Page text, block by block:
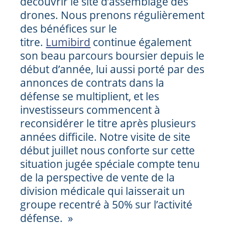
drones. Nous prenons régulièrement
des bénéfices sur le
titre. Lumibird continue également
son beau parcours boursier depuis le
début d’année, lui aussi porté par des
annonces de contrats dans la
défense se multiplient, et les
investisseurs commencent à
reconsidérer le titre après plusieurs
années difficile. Notre visite de site
début juillet nous conforte sur cette
situation jugée spéciale compte tenu
de la perspective de vente de la
division médicale qui laisserait un
groupe recentré à 50% sur l’activité
défense. »